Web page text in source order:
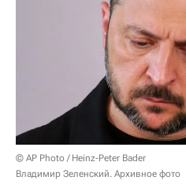
© AP Photo / Heinz-Peter Bader
Владимир Зеленский. Архивное фото